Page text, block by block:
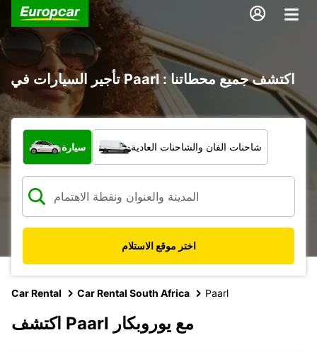
تأجير السيارات في Paarl : اكتشف جميع محطاتنا
ما نوع المركبة؟
سيارة شاحنات الفان والشاحنات العادية
اختر موقع الاستلام
Car Rental Car Rental South Africa Paarl
اكتشف Paarl مع يوروبكار